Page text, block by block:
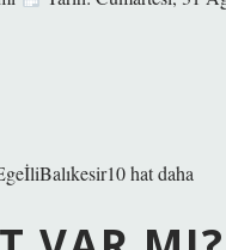
hat daha